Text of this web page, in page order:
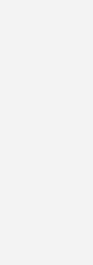
für die Tische
die Firma
weit
Zeitplan sieht vor,
noch in
sich über eine
pro Jahr
die rechnerisch
Stromerzeugung
gegen EU-Recht